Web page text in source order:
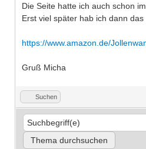
Die Seite hatte ich auch schon
Erst viel später hab ich dann
https://www.amazon.de/
Gruß Micha
Suchen